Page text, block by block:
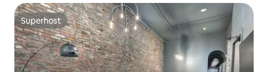
Superhost
Superhost